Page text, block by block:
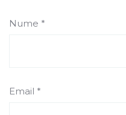
Nume *
Email *